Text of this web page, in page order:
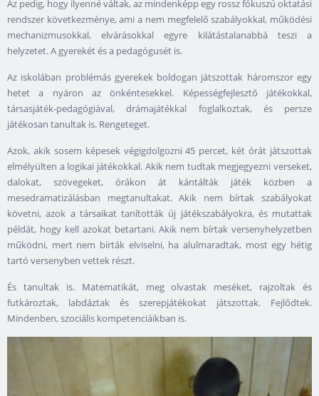
Az pedig, hogy ilyenné váltak, az mindenképp egy rossz fókuszú oktatási
rendszer következménye, ami a nem megfelelő szabályokkal, működési
mechanizmusokkal, elvárásokkal egyre kilátástalanabbá teszi a
helyzetet. A gyerekét és a pedagógusét is.
Az iskolában problémás gyerekek boldogan játszottak háromszor egy
hetet a nyáron az önkéntesekkel. Képességfejlesztő játékokkal,
társasjáték-pedagógiával, drámajátékkal foglalkoztak, és persze
játékosan tanultak is. Rengeteget.
Azok, akik sosem képesek végigdolgozni 45 percet, két órát játszottak
elmélyülten a logikai játékokkal. Akik nem tudtak megjegyezni verseket,
dalokat, szövegeket, órákon át kántálták játék közben a
mesedramatizálásban megtanultakat. Akik nem bírtak szabályokat
követni, azok a társaikat tanították új játékszabályokra, és mutattak
példát, hogy kell azokat betartani. Akik nem bírtak versenyhelyzetben
működni, mert nem bírták elviselni, ha alulmaradtak, most egy hétig
tartó versenyben vettek részt.
És tanultak is. Matematikát, meg olvastak meséket, rajzoltak és
futkároztak, labdáztak és szerepjátékokat játszottak. Fejlődtek.
Mindenben, szociális kompetenciáikban is.